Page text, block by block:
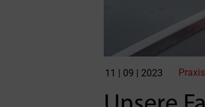
11 | 09 | 2023 Praxis